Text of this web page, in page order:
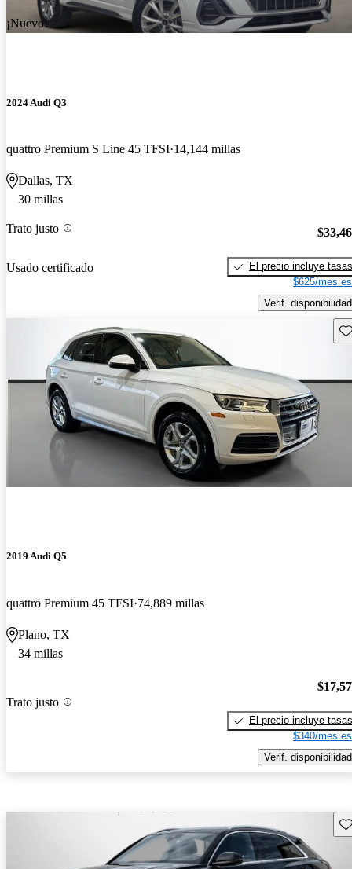
¡Nuevo!
2024 Audi Q3
quattro Premium S Line 45 TFSI 14,144 millas
Dallas, TX
30 millas
Trato justo
Usado certificado
El precio incluye tasas
$625/mes
Verif. disponibilidad
2019 Audi Q5
quattro Premium 45 TFSI 74,889 millas
Plano, TX
34 millas
Trato justo
El precio incluye tasas
$340/mes
Verif. disponibilidad